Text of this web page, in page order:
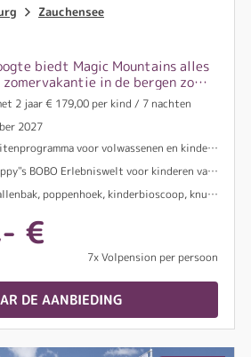
Zauchensee
biedt Magic Mountains alles
in de bergen zo
outdoor-avonturen,
en talloze
elke dag opnieuw voor
2 jaar € 179,00 per kind / 7 nachten
2027
voor volwassenen en kinderen
voor kinderen vanaf 1 jaar, dagelijks van 08:30 tot 18:00 uur (behalve op zaterdag)
kinderbioscoop, knutselatelier, kinderbibliotheek en speelruimte
€
7x Volpension per persoon
DE AANBIEDING